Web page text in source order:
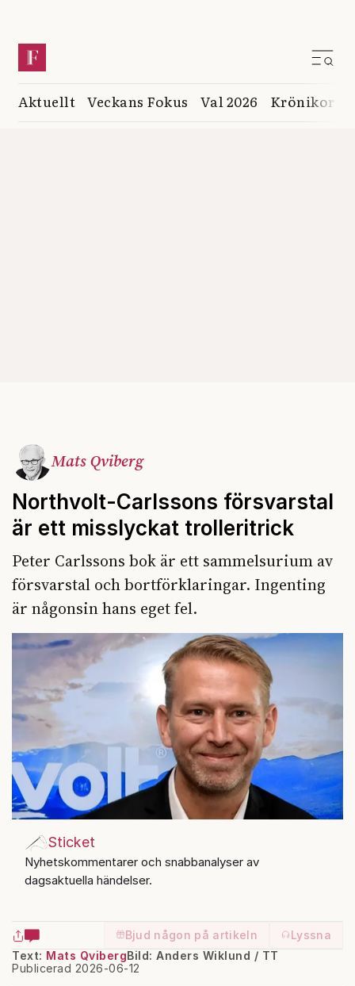
Aktuellt Veckans Fokus Val 2026 Krönikor
Mats Qviberg
Northvolt-Carlssons försvarstal
är ett misslyckat trolleritrick
Peter Carlssons bok är ett sammelsurium av
försvarstal och bortförklaringar. Ingenting
är någonsin hans eget fel.
Sticket
Nyhetskommentarer och snabbanalyser av
dagsaktuella händelser.
Bjud någon på artikeln
Lyssna
Text: Mats Qviberg
Publicerad 2026-06-12
Bild: Anders Wiklund / TT